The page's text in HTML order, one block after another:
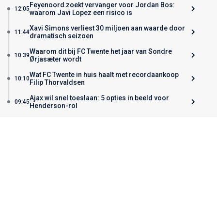
12:05 Feyenoord zoekt vervanger voor Jordan Bos:
waarom Javi Lopez een risico is
11:44Xavi Simons verliest 30 miljoen aan waarde door
dramatisch seizoen
10:39Waarom dit bij FC Twente het jaar van Sondre
Ørjasæter wordt
10:10Wat FC Twente in huis haalt met recordaankoop
Filip Thorvaldsen
09:45Ajax wil snel toeslaan: 5 opties in beeld voor
Henderson-rol